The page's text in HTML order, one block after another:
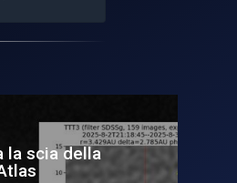
imprevedibile
magnetosfera terrestre